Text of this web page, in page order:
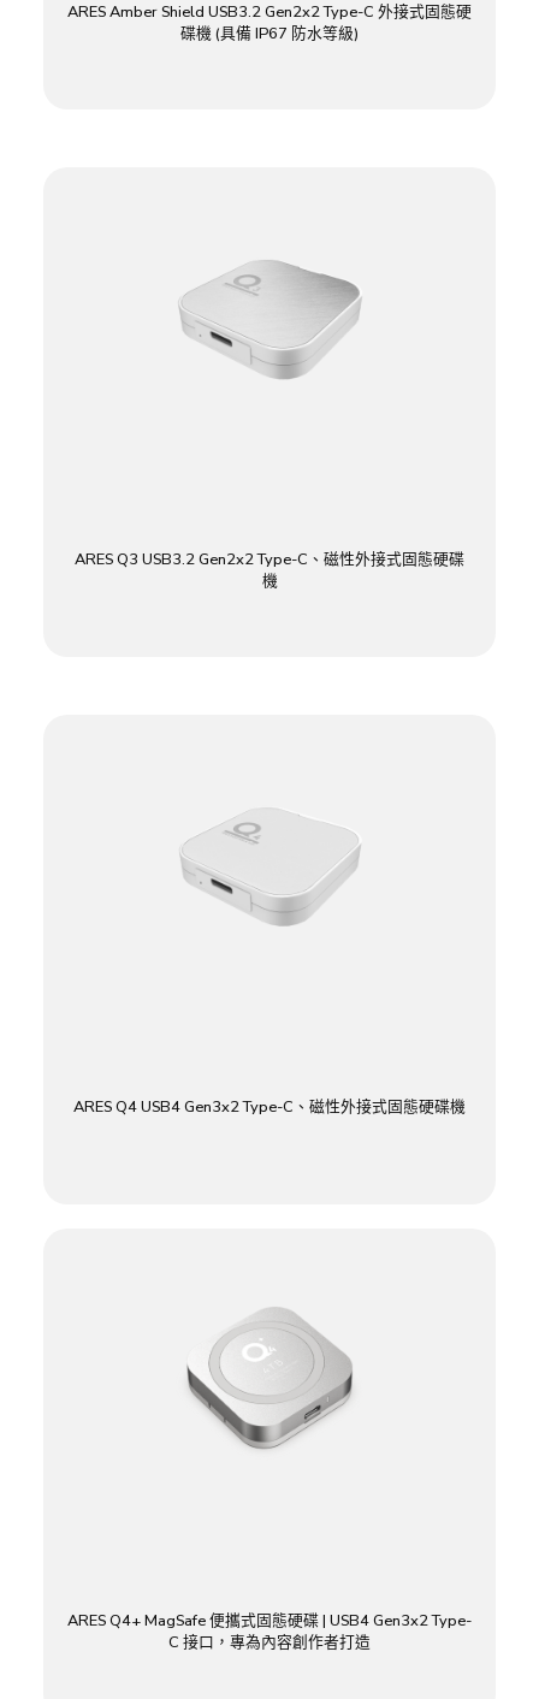
ARES Amber Shield USB3.2 Gen2x2 Type-C 外接式固態硬
碟機 (具備 IP67 防水等級)
ARES Q3 USB3.2 Gen2x2 Type-C、磁性外接式固態硬碟
機
ARES Q4 USB4 Gen3x2 Type-C、磁性外接式固態硬碟機
ARES Q4+ MagSafe 便攜式固態硬碟 | USB4 Gen3x2 Type-
C 接口，專為內容創作者打造